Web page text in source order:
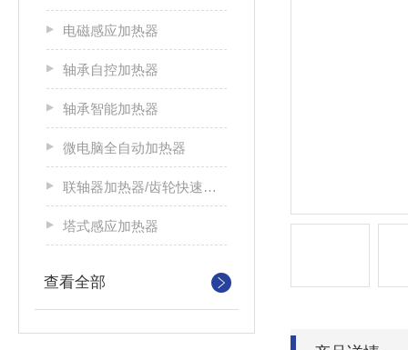
电磁感应加热器
轴承自控加热器
轴承智能加热器
微电脑全自动加热器
联轴器加热器/齿轮快速加热器
塔式感应加热器
查看全部